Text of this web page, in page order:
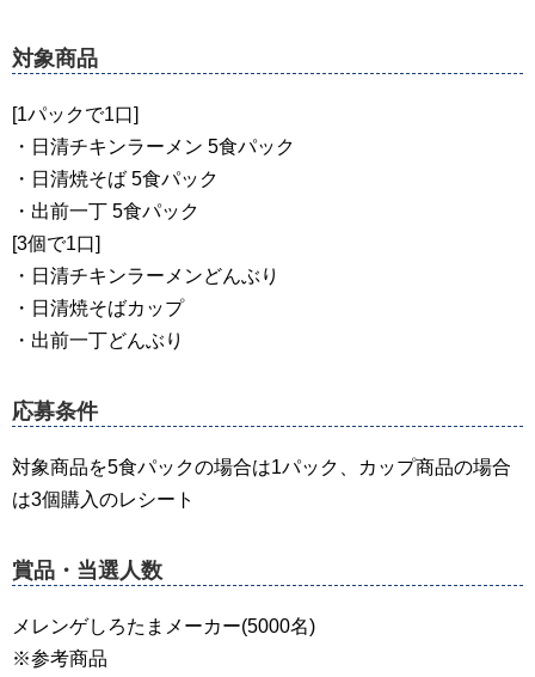
対象商品
[1パックで1口]
・日清チキンラーメン 5食パック
・日清焼そば 5食パック
・出前一丁 5食パック
[3個で1口]
・日清チキンラーメンどんぶり
・日清焼そばカップ
・出前一丁どんぶり
応募条件
対象商品を5食パックの場合は1パック、カップ商品の場合
は3個購入のレシート
賞品・当選人数
メレンゲしろたまメーカー(5000名)
※参考商品